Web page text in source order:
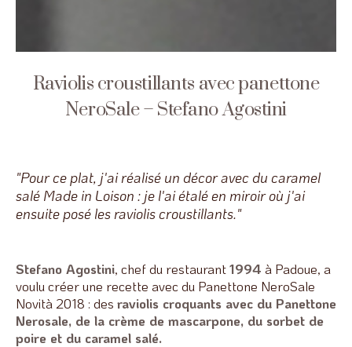
Raviolis croustillants avec panettone
NeroSale – Stefano Agostini
"Pour ce plat, j'ai réalisé un décor avec du caramel
salé Made in Loison : je l'ai étalé en miroir où j'ai
ensuite posé les raviolis croustillants."
Stefano Agostini, chef du restaurant1994 à Padoue, a
voulu créer une recette avec du Panettone NeroSale
Novità 2018 : des raviolis croquants avec du Panettone
Nerosale, de la crème de mascarpone, du sorbet de
poire et du caramel salé.